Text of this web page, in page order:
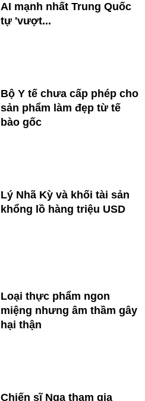
AI mạnh nhất Trung Quốc
tự 'vượt...
Bộ Y tế chưa cấp phép cho
sản phẩm làm đẹp từ tế
bào gốc
Lý Nhã Kỳ và khối tài sản
khổng lồ hàng triệu USD
Loại thực phẩm ngon
miệng nhưng âm thầm gây
hại thận
Chiến sĩ Nga tham gia